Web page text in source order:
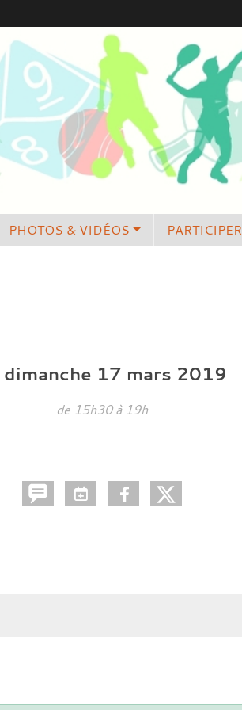
PHOTOS & VIDÉOS PARTICIPER
dimanche 17 mars 2019
de 15h30 à 19h